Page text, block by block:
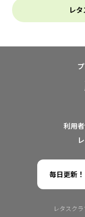
レ
利用
毎日更新
レタスク